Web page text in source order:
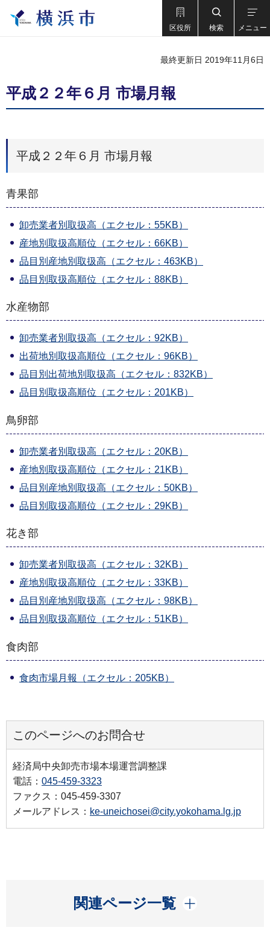
区役所 検索 メニュー
最終更新日 2019年11月6日
平成２２年６月 市場月報
平成２２年６月 市場月報
青果部
卸売業者別取扱高（エクセル：55KB）
産地別取扱高順位（エクセル：66KB）
品目別産地別取扱高（エクセル：463KB）
品目別取扱高順位（エクセル：88KB）
水産物部
卸売業者別取扱高（エクセル：92KB）
出荷地別取扱高順位（エクセル：96KB）
品目別出荷地別取扱高（エクセル：832KB）
品目別取扱高順位（エクセル：201KB）
鳥卵部
卸売業者別取扱高（エクセル：20KB）
産地別取扱高順位（エクセル：21KB）
品目別産地別取扱高（エクセル：50KB）
品目別取扱高順位（エクセル：29KB）
花き部
卸売業者別取扱高（エクセル：32KB）
産地別取扱高順位（エクセル：33KB）
品目別産地別取扱高（エクセル：98KB）
品目別取扱高順位（エクセル：51KB）
食肉部
食肉市場月報（エクセル：205KB）
このページへのお問合せ
経済局中央卸売市場本場運営調整課
電話： 045-459-3323
ファクス：045-459-3307
メールアドレス： ke-uneichosei@city.yokohama.lg.jp
関連ページ一覧
開く